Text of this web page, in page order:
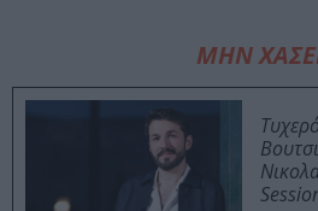
ΜΗΝ